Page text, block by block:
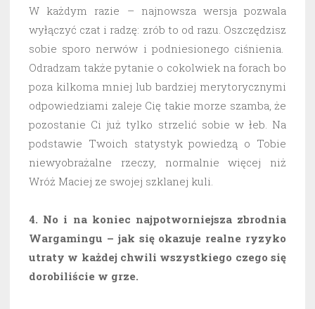
W każdym razie – najnowsza wersja pozwala
wyłączyć czat i radzę: zrób to od razu. Oszczędzisz
sobie sporo nerwów i podniesionego ciśnienia.
Odradzam także pytanie o cokolwiek na forach bo
poza kilkoma mniej lub bardziej merytorycznymi
odpowiedziami zaleje Cię takie morze szamba, że
pozostanie Ci już tylko strzelić sobie w łeb. Na
podstawie Twoich statystyk powiedzą o Tobie
niewyobrażalne rzeczy, normalnie więcej niż
Wróż Maciej ze swojej szklanej kuli.
4. No i na koniec najpotworniejsza zbrodnia
Wargamingu – jak się okazuje realne ryzyko
utraty w każdej chwili wszystkiego czego się
dorobiliście w grze.